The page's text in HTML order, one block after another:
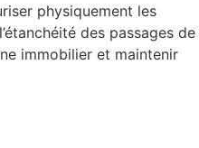
physiquement les
des passages de
immobilier et maintenir